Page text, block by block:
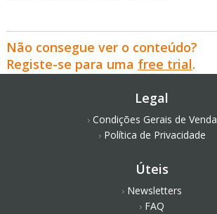
Não consegue ver o conteúdo?
Registe-se para uma free trial.
Legal
Condições Gerais de Venda
Política de Privacidade
Úteis
Newsletters
FAQ